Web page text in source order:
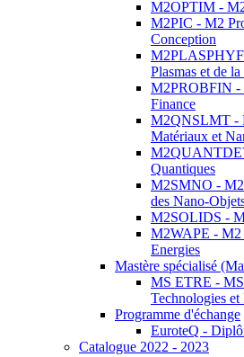
M2OPTIM -
M2PIC - M2
Conception
Plasmas et de
M2PROBFIN -
Finance
M2QNSLMT -
Matériaux et
Quantiques
M2SMNO - M2
des Nano-
M2SOLIDS -
M2WAPE - M2
Energies
Mastère spécialisé
MS ETRE - MS
Technologies
Programme d'échange
EuroteQ -
Catalogue 2022 - 2023